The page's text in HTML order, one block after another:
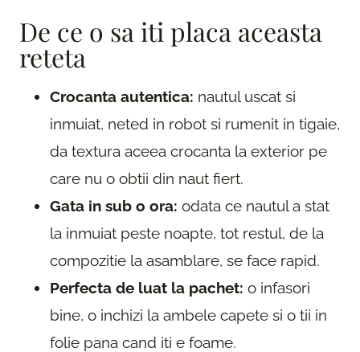
De ce o sa iti placa aceasta
reteta
Crocanta autentica: nautul uscat si
inmuiat, neted in robot si rumenit in tigaie,
da textura aceea crocanta la exterior pe
care nu o obtii din naut fiert.
Gata in sub o ora: odata ce nautul a stat
la inmuiat peste noapte, tot restul, de la
compozitie la asamblare, se face rapid.
Perfecta de luat la pachet: o infasori
bine, o inchizi la ambele capete si o tii in
folie pana cand iti e foame.